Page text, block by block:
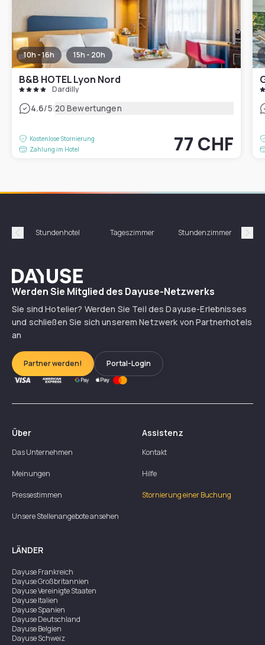
10h - 16h 15h - 20h
B&B HOTEL Lyon Nord
Dardilly
4.6/5|20 Bewertungen
Kostenlose Stornierung
Zahlung im Hotel
77 CHF
Précédent
Stundenhotel Tageszimmer Stundenzimmer
Dayuse
Werden Sie Mitglied des Dayuse-Netzwerks
Sie sind Hotelier? Werden Sie Teil des Dayuse-Erlebnisses
und schließen Sie sich unserem Netzwerk von Partnerhotels
an
Partner werden! Portal-Login
Über
Das Unternehmen
Meinungen
Pressestimmen
Unsere Stellenangebote ansehen
Assistenz
Kontakt
Hilfe
Stornierung einer Buchung
LÄNDER
DayuseFrankreich
DayuseGroßbritannien
DayuseVereinigte Staaten
DayuseItalien
DayuseSpanien
DayuseDeutschland
DayuseBelgien
DayuseSchweiz